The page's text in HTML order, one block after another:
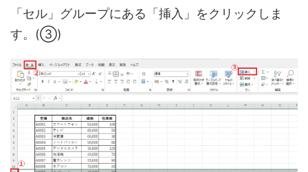
「セル」グループにある「挿入」をクリックしま
す。(③)